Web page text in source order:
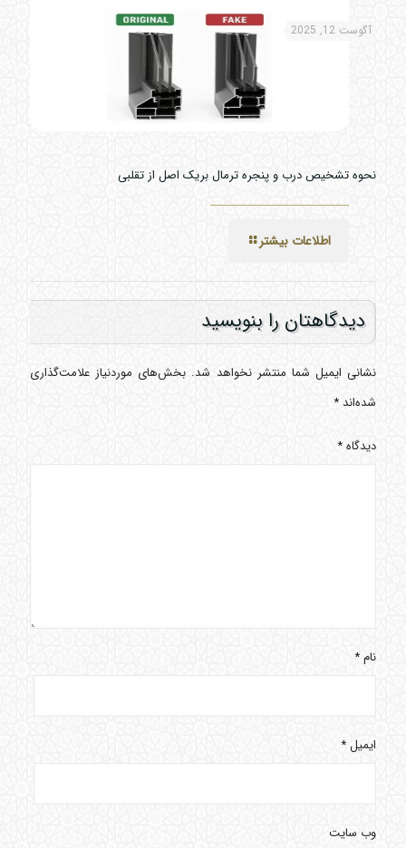
آگوست 12, 2025
نحوه تشخیص درب و پنجره ترمال بریک اصل از تقلبی
اطلاعات بیشتر
دیدگاهتان را بنویسید
نشانی ایمیل شما منتشر نخواهد شد. بخش‌های موردنیاز علامت‌گذاری
شده‌اند *
دیدگاه*
نام*
ایمیل*
وب‌ سایت